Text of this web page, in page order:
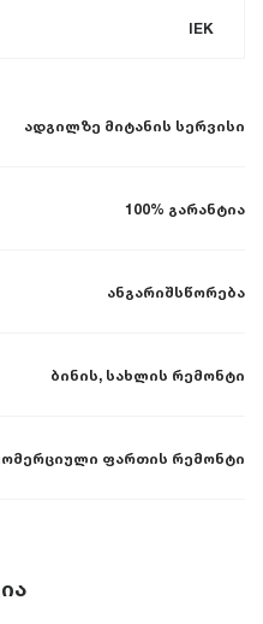
IEK
ადგილზე მიტანის სერვისი
100% გარანტია
ანგარიშსწორება
ბინის, სახლის რემონტი
ფართის რემონტი